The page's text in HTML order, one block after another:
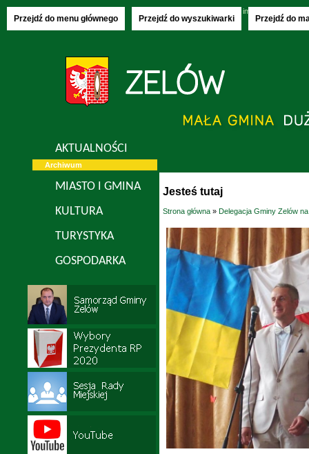
Przejdź do menu głównego Przejdź do wyszukiwarki Przejdź do
imieniny:
AKTUALNOŚCI
Archiwum
MIASTO I GMINA
KULTURA
TURYSTYKA
GOSPODARKA
Jesteś tutaj
Strona główna » Delegacja Gminy Zelów